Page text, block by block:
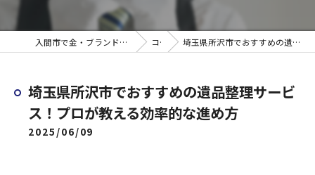
入間市で金・ブランド売るなら買取大吉 ウエスタ武蔵藤沢店 コラム 埼玉県所沢市でおすすめの遺品整理サービス！プロが教える効率的な進め方
埼玉県所沢市でおすすめの遺品整理サービ
ス！プロが教える効率的な進め方
2025/06/09